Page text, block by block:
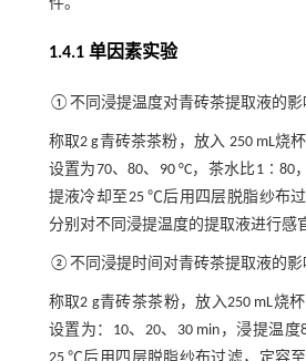
件。
1.4.1 单因素实验
①不同浸提温度对青砖茶提取液的影
称取2 g青砖茶茶粉，放入 250 mL烧
设置为70、80、90 °C，茶水比1∶80
提液冷却至25 ℃后用四层脱脂纱布过
分别对不同浸提温度的提取液进行感
②不同浸提时间对青砖茶提取液的影
称取2 g青砖茶茶粉，放入250 mL烧
设置为：10、20、30 min，浸提温